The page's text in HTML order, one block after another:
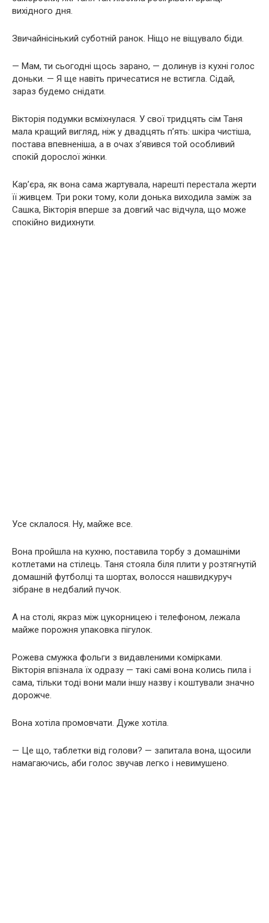
вихідного дня.
Звичайнісінький суботній ранок. Ніщо не віщувало біди.
— Мам, ти сьогодні щось зарано, — долинув із кухні голос
доньки. — Я ще навіть причесатися не встигла. Сідай,
зараз будемо снідати.
Вікторія подумки всміхнулася. У свої тридцять сім Таня
мала кращий вигляд, ніж у двадцять п’ять: шкіра чистіша,
постава впевненіша, а в очах з’явився той особливий
спокій дорослої жінки.
Кар’єра, як вона сама жартувала, нарешті перестала жерти
її живцем. Три роки тому, коли донька виходила заміж за
Сашка, Вікторія вперше за довгий час відчула, що може
спокійно видихнути.
Усе склалося. Ну, майже все.
Вона пройшла на кухню, поставила торбу з домашніми
котлетами на стілець. Таня стояла біля плити у розтягнутій
домашній футболці та шортах, волосся нашвидкуруч
зібране в недбалий пучок.
А на столі, якраз між цукорницею і телефоном, лежала
майже порожня упаковка пігулок.
Рожева смужка фольги з видавленими комірками.
Вікторія впізнала їх одразу — такі самі вона колись пила і
сама, тільки тоді вони мали іншу назву і коштували значно
дорожче.
Вона хотіла промовчати. Дуже хотіла.
— Це що, таблетки від голови? — запитала вона, щосили
намагаючись, аби голос звучав легко і невимушено.